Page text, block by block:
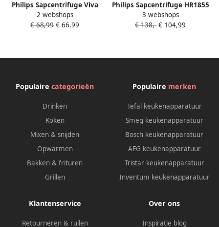
Philips Sapcentrifuge Viva
Hr1832 00 | Sapcentrifuges |
Keuken&Koken
2 webshops
€ 68,99 € 66,99
Philips Sapcentrifuge HR1855
70 | Sapcentrifuges |
Keuken&Koken
3 webshops
€ 138,- € 104,99
Populaire categorieën
Drinken
Koken
Mixen & snijden
Opwarmen
Bakken & frituren
Grillen
Populaire merken
Tefal keukenapparatuur
Smeg keukenapparatuur
Bosch keukenapparatuur
AEG keukenapparatuur
Tristar keukenapparatuur
Inventum keukenapparatuur
Klantenservice
Retourneren & ruilen
Over ons
Inspiratie blog